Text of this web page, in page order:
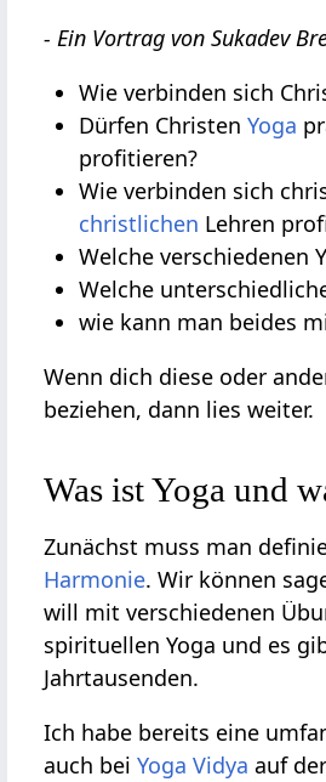
- Ein Vortrag von Sukadev
Wie verbinden sich
Dürfen ChristenYoga
profitieren?
Wie verbinden sich
christlichen Lehren
Welche verschiedenen
Welche
wie kann man beides
Wenn dich diese oder
beziehen, dann lies weiter.
Was ist Yoga und
Zunächst muss man
Harmonie. Wir können
will mit verschiedenen
spirituellen Yoga und es
Jahrtausenden.
Ich habe bereits eine
auch beiYoga Vidya auf